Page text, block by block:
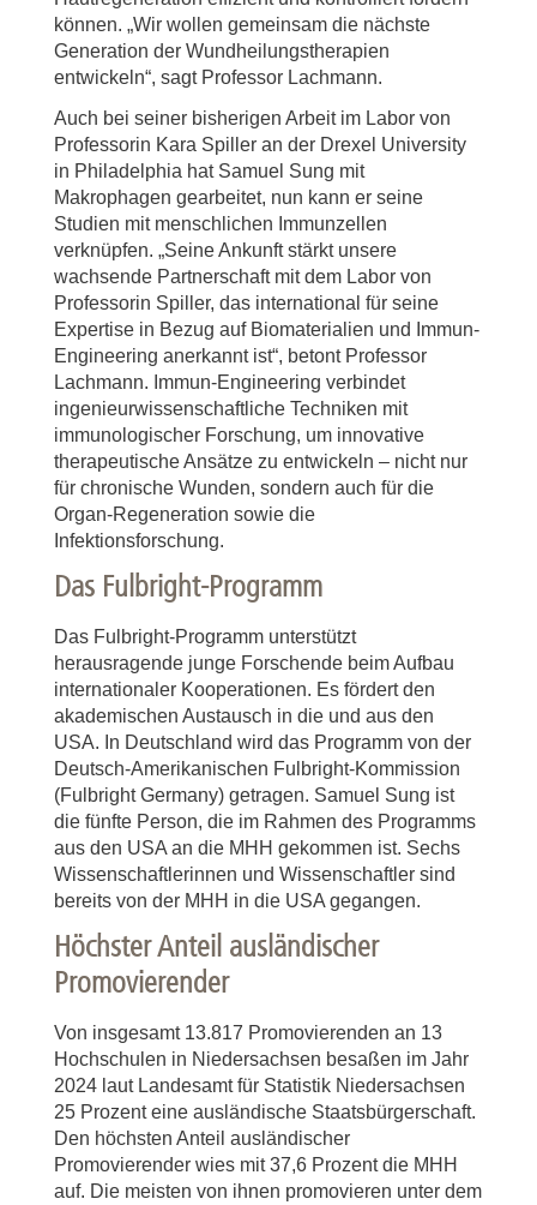
können. „Wir wollen gemeinsam die nächste
Generation der Wundheilungstherapien
entwickeln“, sagt Professor Lachmann.
Auch bei seiner bisherigen Arbeit im Labor von
Professorin Kara Spiller an der Drexel University
in Philadelphia hat Samuel Sung mit
Makrophagen gearbeitet, nun kann er seine
Studien mit menschlichen Immunzellen
verknüpfen. „Seine Ankunft stärkt unsere
wachsende Partnerschaft mit dem Labor von
Professorin Spiller, das international für seine
Expertise in Bezug auf Biomaterialien und Immun-
Engineering anerkannt ist“, betont Professor
Lachmann. Immun-Engineering verbindet
ingenieurwissenschaftliche Techniken mit
immunologischer Forschung, um innovative
therapeutische Ansätze zu entwickeln – nicht nur
für chronische Wunden, sondern auch für die
Organ-Regeneration sowie die
Infektionsforschung.
Das Fulbright-Programm
Das Fulbright-Programm unterstützt
herausragende junge Forschende beim Aufbau
internationaler Kooperationen. Es fördert den
akademischen Austausch in die und aus den
USA. In Deutschland wird das Programm von der
Deutsch-Amerikanischen Fulbright-Kommission
(Fulbright Germany) getragen. Samuel Sung ist
die fünfte Person, die im Rahmen des Programms
aus den USA an die MHH gekommen ist. Sechs
Wissenschaftlerinnen und Wissenschaftler sind
bereits von der MHH in die USA gegangen.
Höchster Anteil ausländischer
Promovierender
Von insgesamt 13.817 Promovierenden an 13
Hochschulen in Niedersachsen besaßen im Jahr
2024 laut Landesamt für Statistik Niedersachsen
25 Prozent eine ausländische Staatsbürgerschaft.
Den höchsten Anteil ausländischer
Promovierender wies mit 37,6 Prozent die MHH
auf. Die meisten von ihnen promovieren unter dem